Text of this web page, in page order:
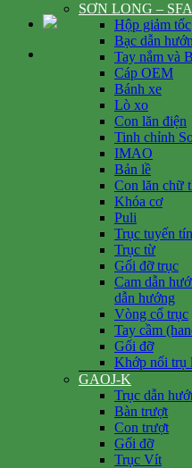
SƠN LONG – SFA
Hộp giảm tốc
Bạc dẫn
Tay nắm và
Cáp OEM
Bánh xe
Lò xo
Con lăn điện
Tinh chỉnh
IMAO
Bản lề
Con lăn chữ
Khóa cơ
Puli
Trục tuyến
Trục từ
Gối đỡ trục
Cam dẫn
dẫn hướng
Vòng cổ trục
Tay cầm
Gối đỡ
Khớp nối trụ
GAOJ-K
Trục dẫn
Bàn trượt
Con trượt
Gối đỡ
Trục Vít